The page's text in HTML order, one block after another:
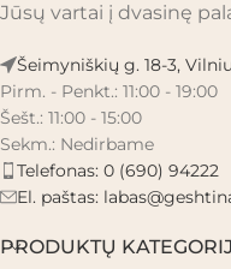
Jūsų vartai į dvasinę
Šeimyniškių g. 18-3,
Pirm. - Penkt.: 11:00 - 19:00
Šešt.: 11:00 - 15:00
Sekm.: Nedirbame
Telefonas: 0 (690) 94222
El. paštas:
PRODUKTŲ